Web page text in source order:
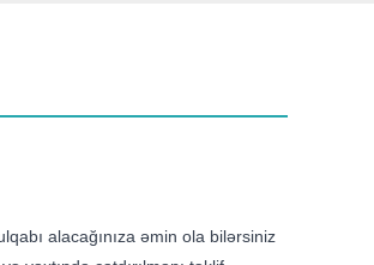
alacağınıza əmin ola bilərsiniz